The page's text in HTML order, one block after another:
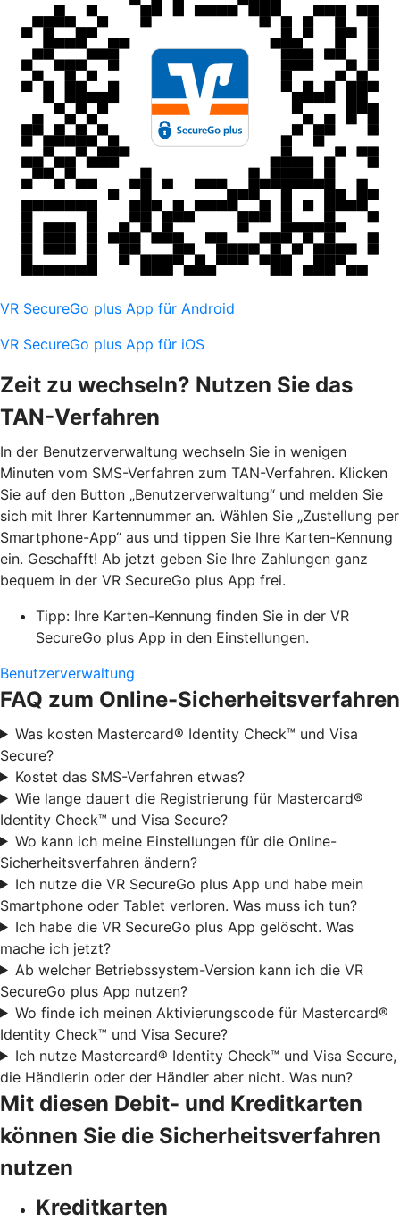
VR SecureGo plus App für Android
VR SecureGo plus App für iOS
Zeit zu wechseln? Nutzen Sie das
TAN-Verfahren
In der Benutzerverwaltung wechseln Sie in wenigen
Minuten vom SMS-Verfahren zum TAN-Verfahren. Klicken
Sie auf den Button „Benutzerverwaltung“ und melden Sie
sich mit Ihrer Kartennummer an. Wählen Sie „Zustellung per
Smartphone-App“ aus und tippen Sie Ihre Karten-Kennung
ein. Geschafft! Ab jetzt geben Sie Ihre Zahlungen ganz
bequem in der VR SecureGo plus App frei.
Tipp: Ihre Karten-Kennung finden Sie in der VR
SecureGo plus App in den Einstellungen.
Benutzerverwaltung
FAQ zum Online-Sicherheitsverfahren
Was kosten Mastercard® Identity Check™ und Visa
Secure?
Kostet das SMS-Verfahren etwas?
Wie lange dauert die Registrierung für Mastercard®
Identity Check™ und Visa Secure?
Wo kann ich meine Einstellungen für die Online-
Sicherheitsverfahren ändern?
Ich nutze die VR SecureGo plus App und habe mein
Smartphone oder Tablet verloren. Was muss ich tun?
Ich habe die VR SecureGo plus App gelöscht. Was
mache ich jetzt?
Ab welcher Betriebssystem-Version kann ich die VR
SecureGo plus App nutzen?
Wo finde ich meinen Aktivierungscode für Mastercard®
Identity Check™ und Visa Secure?
Ich nutze Mastercard® Identity Check™ und Visa Secure,
die Händlerin oder der Händler aber nicht. Was nun?
Mit diesen Debit- und Kreditkarten
können Sie die Sicherheitsverfahren
nutzen
Kreditkarten